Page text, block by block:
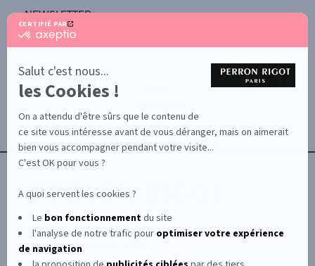
CERTIFIÉ PAR
certifié
En
savoir
plus
sur
Axeptio
Salut c'est nous...
les Cookies !
On a attendu d'être sûrs que le contenu de
ce site vous intéresse avant de vous déranger, mais on aimerait
bien vous accompagner pendant votre visite...
C'est OK pour vous ?
A quoi servent les cookies ?
Le bon fonctionnementdu site
l'analyse de notre trafic pour optimiservotre expérience
de navigation
NEWSLETTER
SOUSCRIRE À LA NEWSLETTER
CONTACTEZ-NOUS
TERMES ET CONDITIONS
© Le Club Perron Rigot 2026